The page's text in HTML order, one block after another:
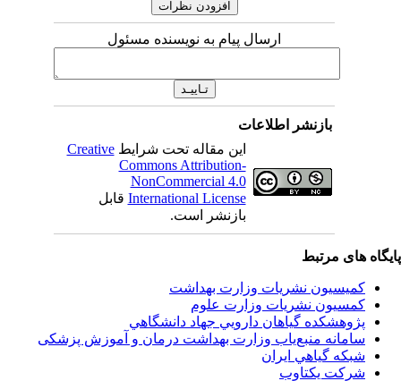
ارسال پیام به نویسنده مسئول
بازنشر اطلاعات
این مقاله تحت شرایط Creative
Commons Attribution-
NonCommercial 4.0
International Licenseقابل
بازنشر است.
های مرتبط
کمیسیون نشریات وزارت بهداشت
کمسیون نشریات وزارت علوم
پژوهشكده گياهان دارويي جهاد دانشگاهي
سامانه منبع‌ياب وزارت بهداشت درمان و آموزش پزشکی
شبكه گياهي ايران
شرکت یکتاوب